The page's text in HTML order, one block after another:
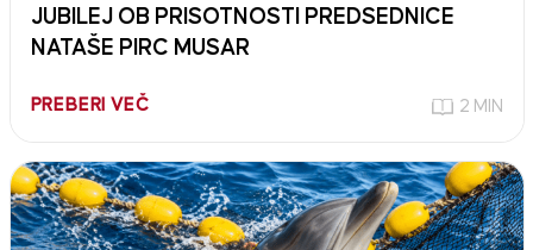
JUBILEJ OB PRISOTNOSTI PREDSEDNICE
NATAŠE PIRC MUSAR
PREBERI VEČ 2 MIN